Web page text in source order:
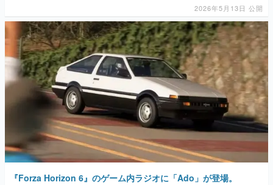
2026年5月13日 公開
『Forza Horizon 6』のゲーム内ラジオに「Ado」が登場。